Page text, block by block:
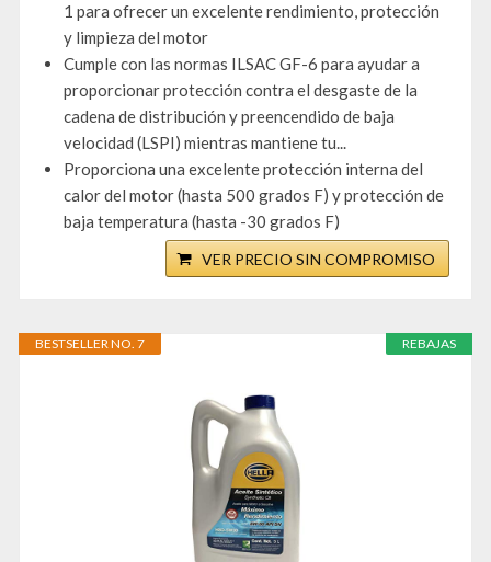
1 para ofrecer un excelente rendimiento, protección
y limpieza del motor
Cumple con las normas ILSAC GF-6 para ayudar a
proporcionar protección contra el desgaste de la
cadena de distribución y preencendido de baja
velocidad (LSPI) mientras mantiene tu...
Proporciona una excelente protección interna del
calor del motor (hasta 500 grados F) y protección de
baja temperatura (hasta -30 grados F)
VER PRECIO SIN COMPROMISO
REBAJAS
BESTSELLER NO. 7